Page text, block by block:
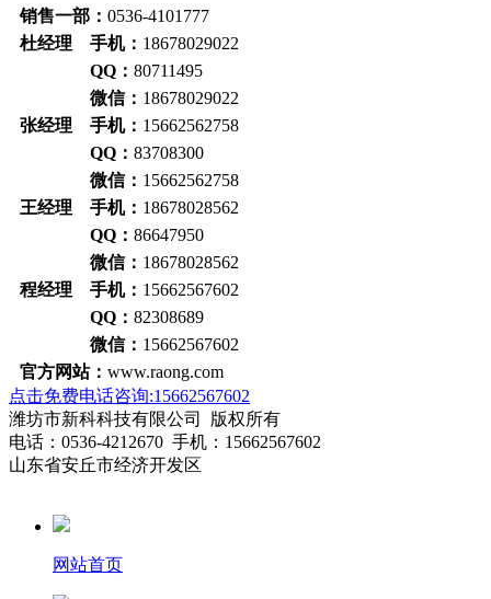
销售一部： 0536-4101777
杜经理 手机： 18678029022
QQ： 80711495
微信： 18678029022
张经理 手机： 15662562758
QQ： 83708300
微信： 15662562758
王经理 手机： 18678028562
QQ： 86647950
微信： 18678028562
程经理 手机： 15662567602
QQ： 82308689
微信： 15662567602
官方网站： www.raong.com
点击免费电话咨询:15662567602
潍坊市新科科技有限公司 版权所有
电话：0536-4212670 手机：15662567602
山东省安丘市经济开发区
网站首页